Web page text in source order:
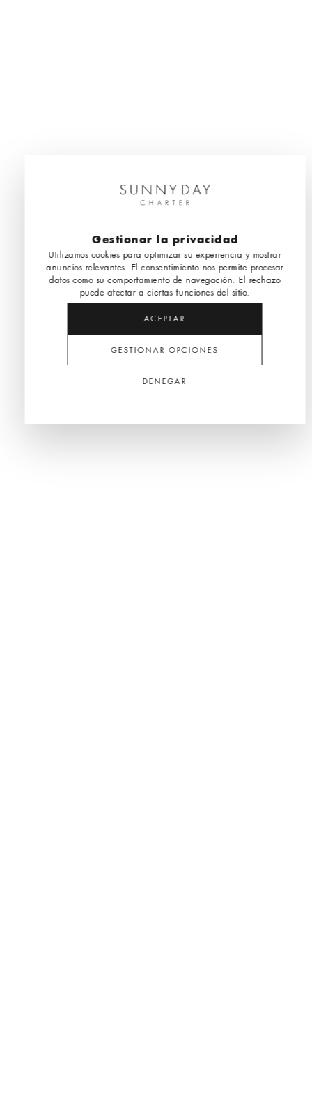
Gestionar la privacidad
Utilizamos cookies para optimizar su experiencia y mostrar
anuncios relevantes. El consentimiento nos permite procesar
datos como su comportamiento de navegación. El rechazo
puede afectar a ciertas funciones del sitio.
ACEPTAR
DENEGAR
GESTIONAR OPCIONES